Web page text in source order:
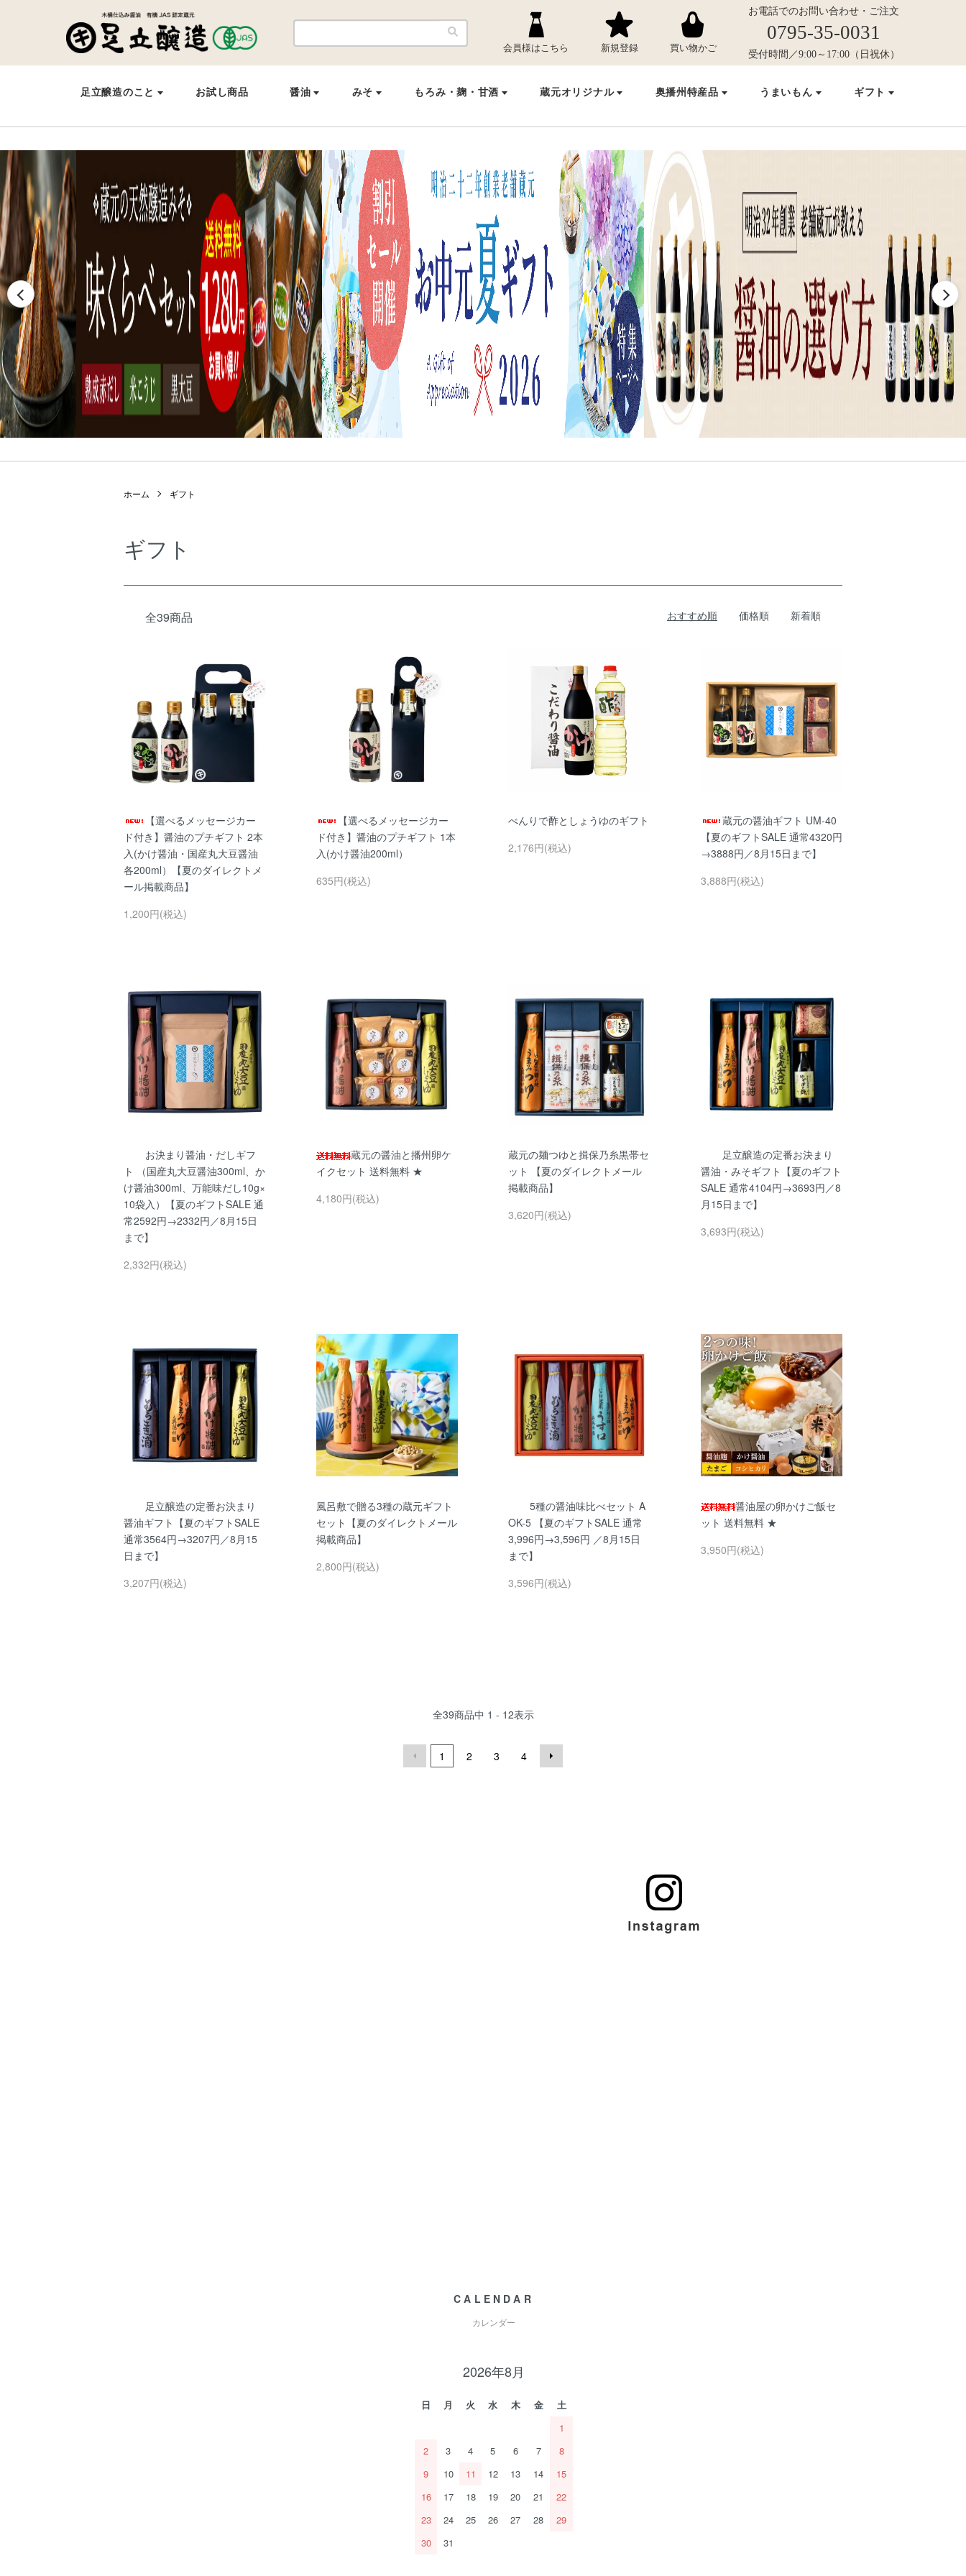
ホーム ギフト
ギフト
全39商品 おすすめ順 価格順 新着順
【選べるメッセージカー
ド付き】醤油のプチギフト 2本
入(かけ醤油・国産丸大豆醤油
各200ml）【夏のダイレクトメ
ール掲載商品】
1,200円(税込)
【選べるメッセージカー
ド付き】醤油のプチギフト 1本
入(かけ醤油200ml）
635円(税込)
べんりで酢としょうゆのギフト
2,176円(税込)
蔵元の醤油ギフト UM-40
【夏のギフトSALE 通常4320円
→3888円／8月15日まで】
3,888円(税込)
お決まり醤油・だしギフ
ト （国産丸大豆醤油300ml、か
け醤油300ml、万能味だし10g×
10袋入）【夏のギフトSALE 通
常2592円→2332円／8月15日
まで】
2,332円(税込)
蔵元の醤油と播州卵ケ
イクセット 送料無料 ★
4,180円(税込)
蔵元の麺つゆと揖保乃糸黒帯セ
ット 【夏のダイレクトメール
掲載商品】
3,620円(税込)
足立醸造の定番お決まり
醤油・みそギフト【夏のギフト
SALE 通常4104円→3693円／8
月15日まで】
3,693円(税込)
足立醸造の定番お決まり
醤油ギフト【夏のギフトSALE
通常3564円→3207円／8月15
日まで】
3,207円(税込)
風呂敷で贈る3種の蔵元ギフト
セット【夏のダイレクトメール
掲載商品】
2,800円(税込)
5種の醤油味比べセット A
OK-5 【夏のギフトSALE 通常
3,996円→3,596円 ／8月15日
まで】
3,596円(税込)
醤油屋の卵かけご飯セ
ット 送料無料 ★
3,950円(税込)
全39商品中 1 - 12表示
1 2 3 4
CALENDAR
カレンダー
2026年8月
日 月 火 水 木 金
土
1
2
3 4 5 6 7
8
9
10 11 12 13 14
15
16
17 18 19 20 21
22
23
24 25 26 27 28
29
30
31